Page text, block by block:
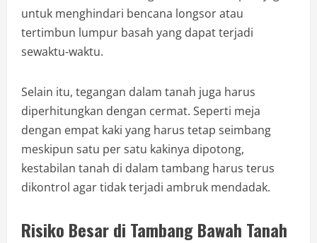
untuk menghindari bencana longsor atau
tertimbun lumpur basah yang dapat terjadi
sewaktu-waktu.
Selain itu, tegangan dalam tanah juga harus
diperhitungkan dengan cermat. Seperti meja
dengan empat kaki yang harus tetap seimbang
meskipun satu per satu kakinya dipotong,
kestabilan tanah di dalam tambang harus terus
dikontrol agar tidak terjadi ambruk mendadak.
Risiko Besar di Tambang Bawah Tanah